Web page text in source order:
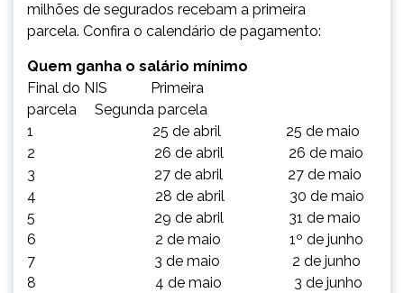
milhões de segurados recebam a primeira
parcela. Confira o calendário de pagamento:
Quem ganha o salário mínimo
Final do NIS Primeira
parcela Segunda parcela
1 25 de abril 25 de maio
2 26 de abril 26 de maio
3 27 de abril 27 de maio
4 28 de abril 30 de maio
5 29 de abril 31 de maio
6 2 de maio 1º de junho
7 3 de maio 2 de junho
8 4 de maio 3 de junho